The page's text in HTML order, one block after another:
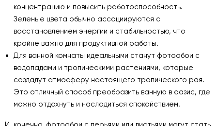
концентрацию и повысить работоспособность.
Зеленые цвета обычно ассоциируются с
восстановлением энергии и стабильностью, что
крайне важно для продуктивной работы.
Для ванной комнаты идеальными станут фотообои с
водопадами и тропическими растениями, которые
создадут атмосферу настоящего тропического рая.
Это отличный способ преобразить ванную в оазис, где
можно отдохнуть и насладиться спокойствием.